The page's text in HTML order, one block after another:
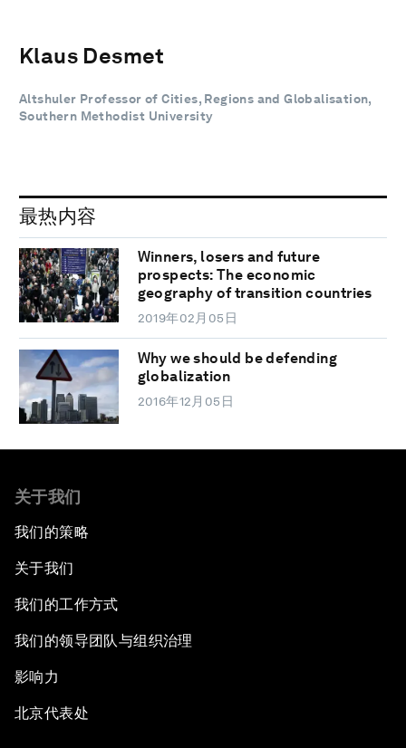
Klaus Desmet
Altshuler Professor of Cities, Regions and Globalisation,
Southern Methodist University
最热内容
Winners, losers and future
prospects: The economic
geography of transition countries
2019年02月05日
Why we should be defending
globalization
2016年12月05日
关于我们
我们的策略
关于我们
我们的工作方式
我们的领导团队与组织治理
影响力
北京代表处